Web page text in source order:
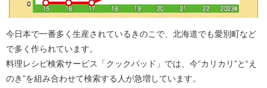
今日本で一番多く生産されているきのこで、北海道でも愛別町など
で多く作られています。
料理レシピ検索サービス「クックパッド」では、今“カリカリ”と“え
のき”を組み合わせて検索する人が急増しています。